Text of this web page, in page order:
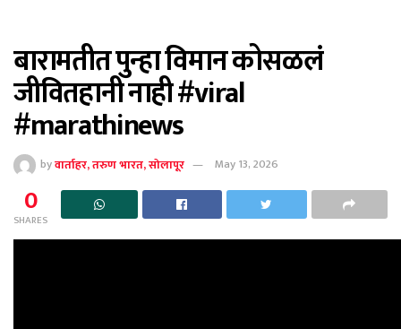
बारामतीत पुन्हा विमान कोसळलं
जीवितहानी नाही #viral
#marathinews
byवार्ताहर, तरुण भारत, सोलापूर May 13, 2026
0
SHARES